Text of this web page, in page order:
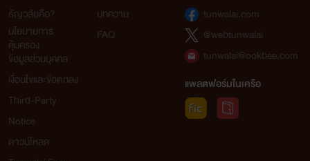
ฮาโตะ:เริ่มขยับเร็วและรัวขึ้น เรตะ:อื้ออ่ะอ๊าาอ๊ะๆอ๊าาา ฮาโตะ:แตก
ใส่ภายในก้นของเรตะสุดยอดเลยเรตะ เรตะ:รุ่นพี่บ้าที่สุด ฮาโตะจุ๊บ
แก้มเรตะปะใส่เสื้อกัน เรตะ:ผมรุ้ไม่ต้องบอกใส่เสื้อหยิบกางเกงขึ้น
มาใส่ ฮาโตะ:ใส่เสื้อเรตะจิงๆแล้วฉันชอบเธอฉันกลัวเธอไม่ชอบฉัน
ฉันเลยเข้ามาทักอยากรุ้จักเรตะให้มาก เรตะ:รุ่นพี่...ก้ไม่บอกผม
จัได้เก็บไปคิดแต่นี่ลากผมมาเยแถมผมก้เป็นผ.ชไม่ใช่เกย์- -!! ฮา
ธัญวลัยคือ?
นโยบายการ
คุ้มครอง
ข้อมูลส่วนบุคคล
เงื่อนไขและข้อตกลง
Third-Party
Notice
ดาวน์โหลด
บทความ
FAQ
tunwalai.com
@webtunwalai
tunwalai@ookbee.com
แพลตฟอร์มในเครือ